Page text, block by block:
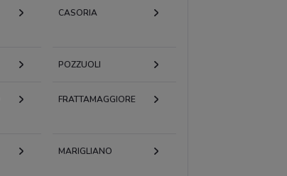
CASORIA
POZZUOLI
FRATTAMAGGIORE
MARIGLIANO